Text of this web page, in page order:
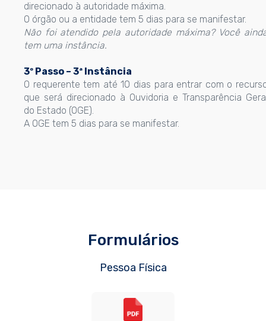
direcionado à autoridade máxima.
O órgão ou a entidade tem 5 dias para se manifestar.
Não foi atendido pela autoridade máxima? Você
tem uma instância.
3º Passo – 3ª Instância
O requerente tem até 10 dias para entrar com o
que será direcionado à Ouvidoria e Transparência
do Estado (OGE).
A OGE tem 5 dias para se manifestar.
Formulários
Pessoa Física